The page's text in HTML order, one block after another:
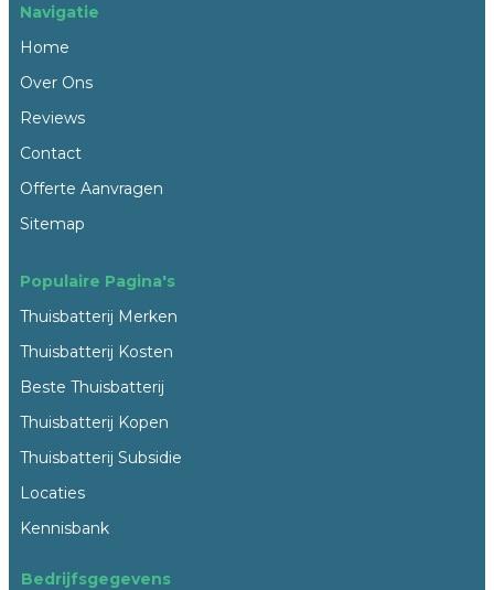
Navigatie
Home
Over Ons
Reviews
Contact
Offerte Aanvragen
Sitemap
Populaire Pagina's
Thuisbatterij Merken
Thuisbatterij Kosten
Beste Thuisbatterij
Thuisbatterij Kopen
Thuisbatterij Subsidie
Locaties
Kennisbank
Bedrijfsgegevens